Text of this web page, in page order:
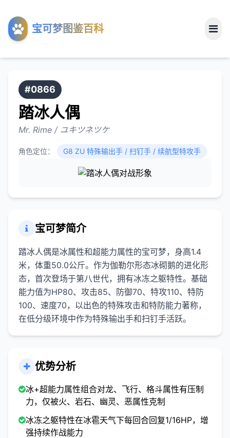
宝可梦图鉴百科
工具
关于
#0866
踏冰人偶
Mr. Rime / ユキツネツケ
角色定位： G8 ZU 特殊输出手 / 扫钉手 / 续航型特攻手
宝可梦简介
踏冰人偶是冰属性和超能力属性的宝可梦，身高1.4
米，体重50.0公斤。作为伽勒尔形态冰砌鹅的进化形
态，首次登场于第八世代，拥有冰冻之躯特性。基础
能力值为HP80、攻击85、防御70、特攻110、特防
100、速度70，以出色的特殊攻击和特防能力著称，
在低分级环境中作为特殊输出手和扫钉手活跃。
优势分析
冰+超能力属性组合对龙、飞行、格斗属性有压制
力，仅被火、岩石、幽灵、恶属性克制
冰冻之躯特性在冰雹天气下每回合回复1/16HP，增
强持续作战能力